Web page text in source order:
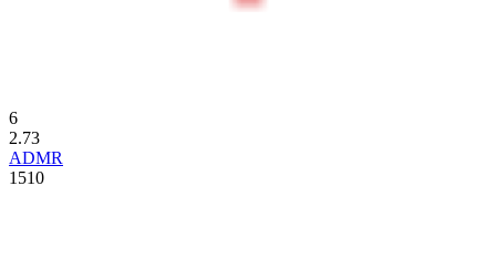
6
2.73
ADMR
1510